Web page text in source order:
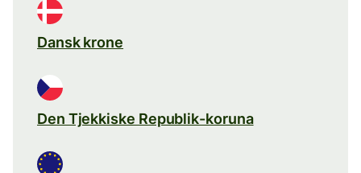
Dansk krone
Den Tjekkiske Republik-koruna